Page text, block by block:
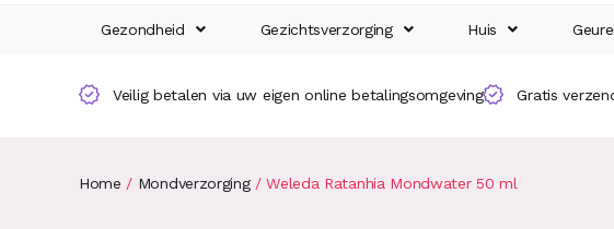
Gezondheid Gezichtsverzorging Huis
Veilig betalen via uw eigen online betalingsomgeving Gratis
Home / Mondverzorging/ Weleda Ratanhia Mondwater 50 ml